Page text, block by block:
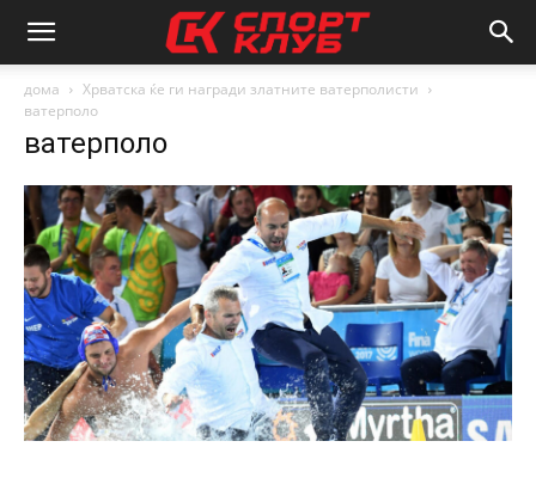
дома
Хрватска ќе ги награди златните ватерполисти
ватерполо
ватерполо